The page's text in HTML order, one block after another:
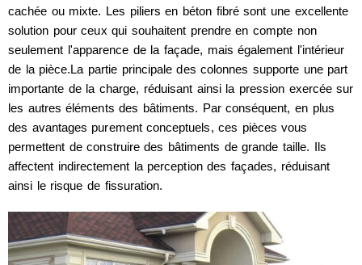
cachée ou mixte. Les piliers en béton fibré sont une excellente
solution pour ceux qui souhaitent prendre en compte non
seulement l'apparence de la façade, mais également l'intérieur
de la pièce.La partie principale des colonnes supporte une part
importante de la charge, réduisant ainsi la pression exercée sur
les autres éléments des bâtiments. Par conséquent, en plus
des avantages purement conceptuels, ces pièces vous
permettent de construire des bâtiments de grande taille. Ils
affectent indirectement la perception des façades, réduisant
ainsi le risque de fissuration.